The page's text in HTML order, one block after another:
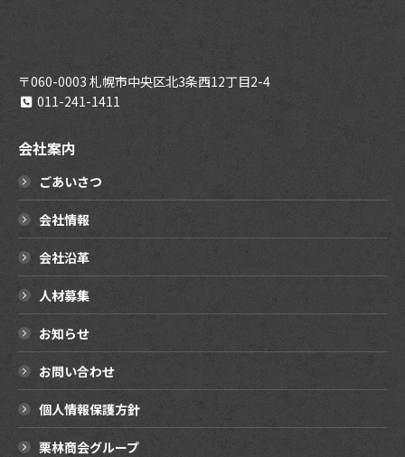
〒060-0003 札幌市中央区北3条西12丁目2-4
011-241-1411
会社案内
ごあいさつ
会社情報
会社沿革
人材募集
お知らせ
お問い合わせ
個人情報保護方針
栗林商会グループ